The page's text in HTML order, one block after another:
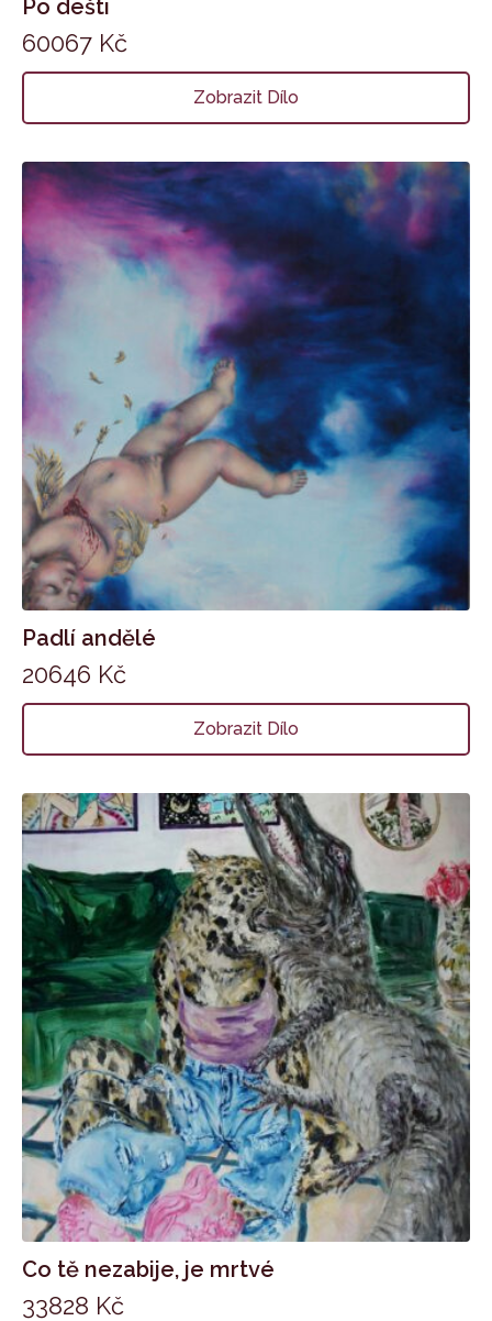
Po dešti
60067 Kč
Zobrazit Dílo
Padlí andělé
20646 Kč
Zobrazit Dílo
Co tě nezabije, je mrtvé
33828 Kč